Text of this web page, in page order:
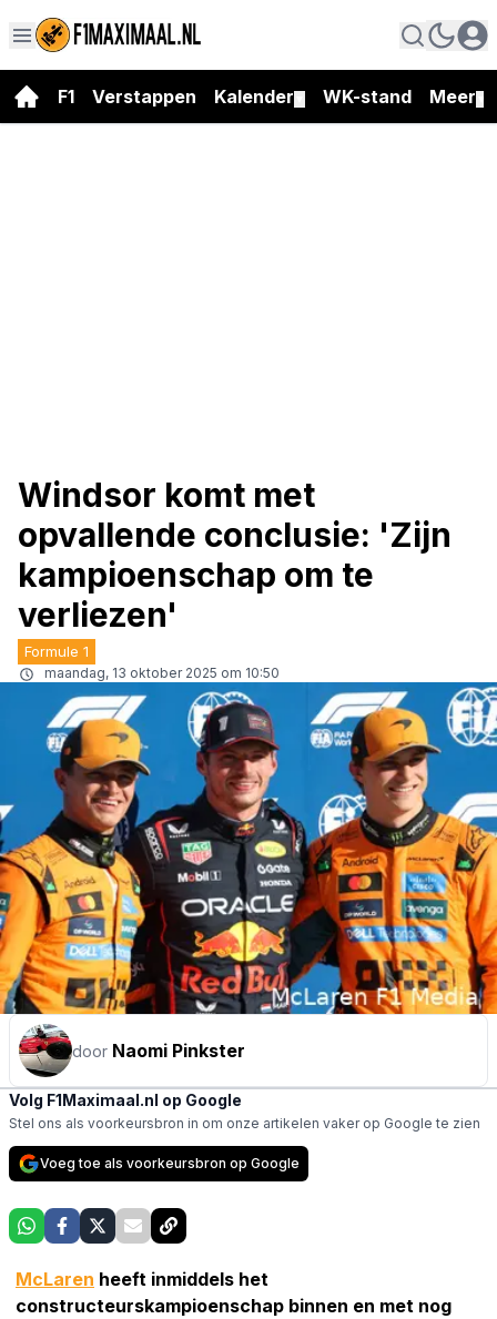
F1 Verstappen Kalender WK-stand Meer
Windsor komt met
opvallende conclusie: 'Zijn
kampioenschap om te
verliezen'
Formule 1
maandag, 13 oktober 2025 om 10:50
door Naomi Pinkster
Volg F1Maximaal.nl op Google
Stel ons als voorkeursbron in om onze artikelen vaker op Google te zien
Voeg toe als voorkeursbron op Google
McLaren heeft inmiddels het
constructeurskampioenschap binnen en met nog